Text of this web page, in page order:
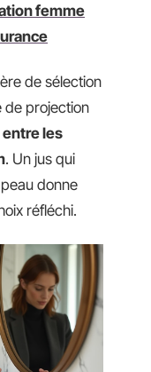
femme
de sélection
de projection
entre les
. Un jus qui
donne
réfléchi.